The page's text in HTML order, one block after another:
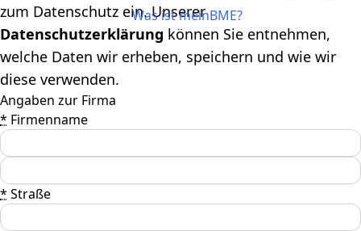
Was ist meinBME?
zum Datenschutz ein. Unserer
Datenschutzerklärung können Sie entnehmen,
welche Daten wir erheben, speichern und wie wir
diese verwenden.
Angaben zur Firma
* Firmenname
* Straße